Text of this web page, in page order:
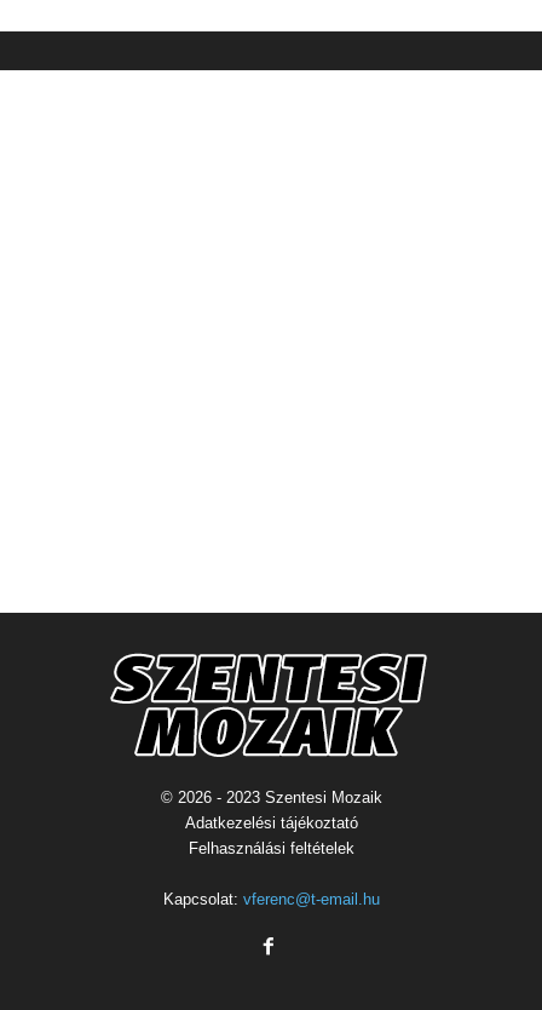
© 2026 - 2023 Szentesi Mozaik
Adatkezelési tájékoztató
Felhasználási feltételek
Kapcsolat: vferenc@t-email.hu